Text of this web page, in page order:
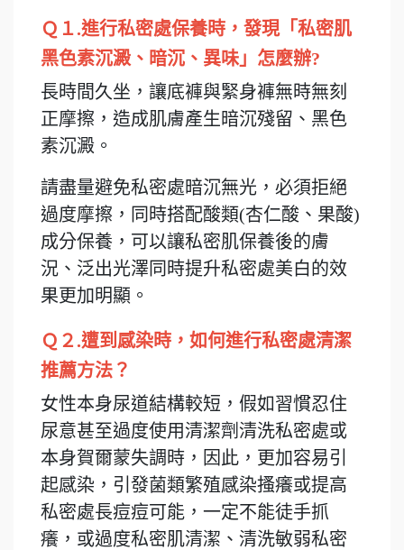
Ｑ１.進行私密處保養時，發現「私密肌
黑色素沉澱、暗沉、異味」怎麼辦?
長時間久坐，讓底褲與緊身褲無時無刻
正摩擦，造成肌膚產生暗沉殘留、黑色
素沉澱。
請盡量避免私密處暗沉無光，必須拒絕
過度摩擦，同時搭配酸類(杏仁酸、果酸)
成分保養，可以讓私密肌保養後的膚
況、泛出光澤同時提升私密處美白的效
果更加明顯。
Ｑ２.遭到感染時，如何進行私密處清潔
推薦方法？
女性本身尿道結構較短，假如習慣忍住
尿意甚至過度使用清潔劑清洗私密處或
本身賀爾蒙失調時，因此，更加容易引
起感染，引發菌類繁殖感染搔癢或提高
私密處長痘痘可能，一定不能徒手抓
癢，或過度私密肌清潔、清洗敏弱私密